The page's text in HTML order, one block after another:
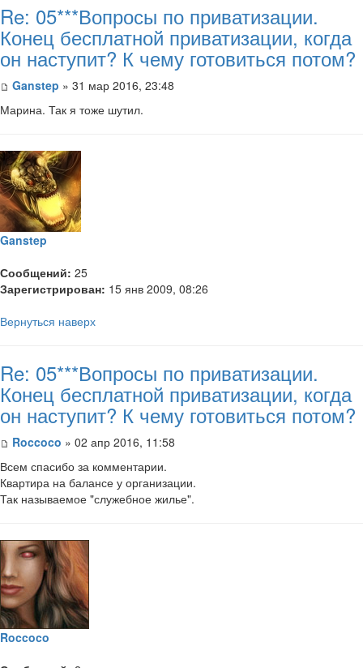
Re: 05***Вопросы по приватизации.
Конец бесплатной приватизации, когда
он наступит? К чему готовиться потом?
Ganstep » 31 мар 2016, 23:48
Марина. Так я тоже шутил.
Ganstep
Сообщений: 25
Зарегистрирован: 15 янв 2009, 08:26
Вернуться наверх
Re: 05***Вопросы по приватизации.
Конец бесплатной приватизации, когда
он наступит? К чему готовиться потом?
Roccoco » 02 апр 2016, 11:58
Всем спасибо за комментарии.
Квартира на балансе у организации.
Так называемое "служебное жилье".
Roccoco